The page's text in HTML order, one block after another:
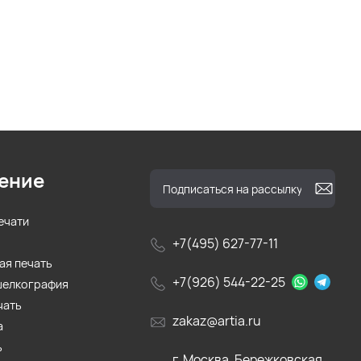
+7(495) 627-77-11
+7(926) 544-22-25
zakaz@artia.ru
печать